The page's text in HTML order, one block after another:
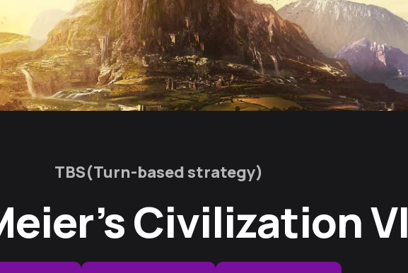
TBS(Turn-based strategy)
Civilization VI